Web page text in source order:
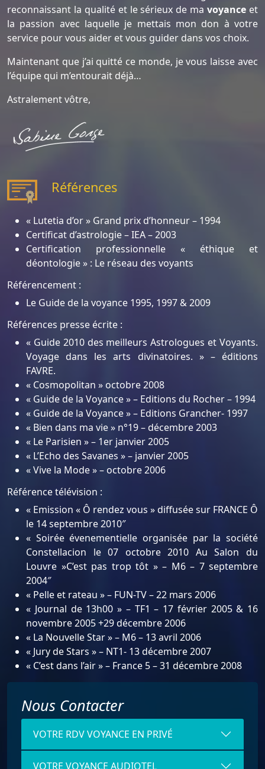
reconnaissant la qualité et le sérieux de mavoyance et
la passion avec laquelle je mettais mon don à votre
service pour vous aider et vous guider dans vos choix.
Maintenant que j’ai quitté ce monde, je vous laisse avec
l’équipe qui m’entourait déjà…
Astralement vôtre,
Références
« Lutetia d’or » Grand prix d’honneur – 1994
Certificat d’astrologie – IEA – 2003
Certification professionnelle « éthique et
déontologie » : Le réseau des voyants
Référencement :
Le Guide de la voyance 1995, 1997 & 2009
Références presse écrite :
« Guide 2010 des meilleurs Astrologues et Voyants.
Voyage dans les arts divinatoires. » – éditions
FAVRE.
« Cosmopolitan » octobre 2008
« Guide de la Voyance » – Editions du Rocher – 1994
« Guide de la Voyance » – Editions Grancher- 1997
« Bien dans ma vie » n°19 – décembre 2003
« Le Parisien » – 1er janvier 2005
« L’Echo des Savanes » – janvier 2005
« Vive la Mode » – octobre 2006
Référence télévision :
« Emission « Ô rendez vous » diffusée sur FRANCE Ô
le 14 septembre 2010″
« Soirée évenementielle organisée par la société
Constellacion le 07 octobre 2010 Au Salon du
Louvre »C’est pas trop tôt » – M6 – 7 septembre
2004″
« Pelle et rateau » – FUN-TV – 22 mars 2006
« Journal de 13h00 » – TF1 – 17 février 2005 & 16
novembre 2005 +29 décembre 2006
« La Nouvelle Star » – M6 – 13 avril 2006
« Jury de Stars » – NT1- 13 décembre 2007
« C’est dans l’air » – France 5 – 31 décembre 2008
Nous Contacter
VOTRE RDV VOYANCE EN PRIVÉ
VOTRE VOYANCE AUDIOTEL